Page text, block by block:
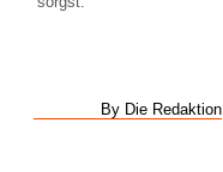
By Die Redaktion